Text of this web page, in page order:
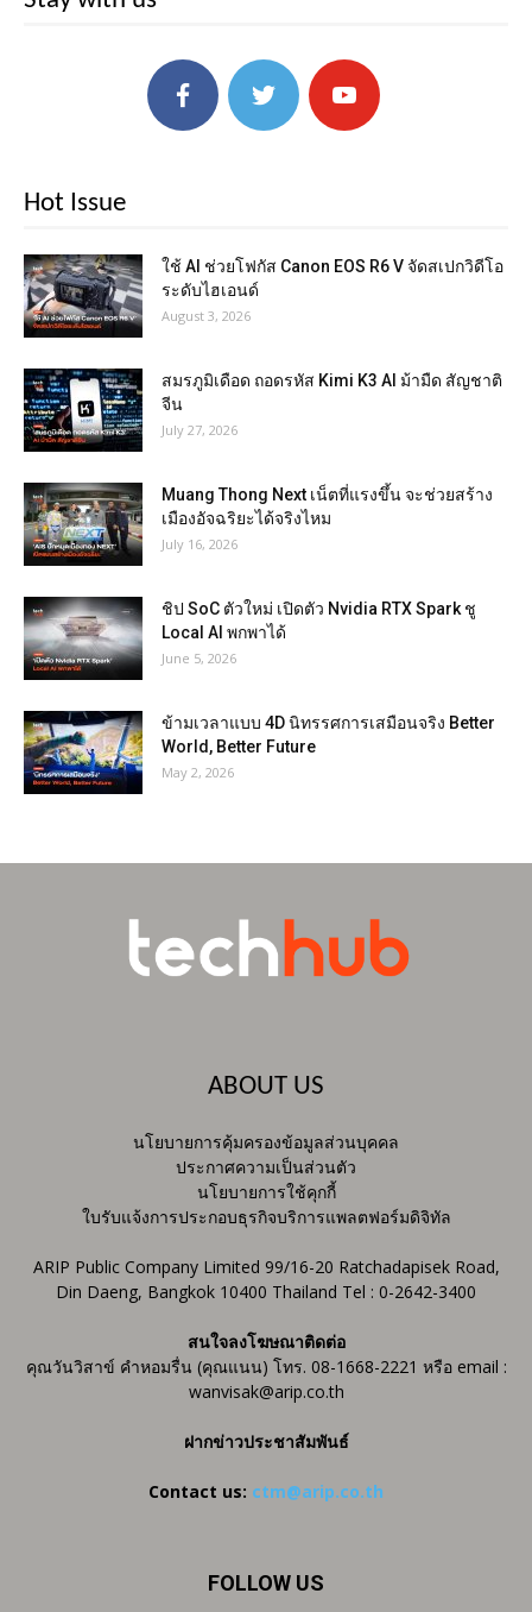
Hot Issue
ใช้ AI ช่วยโฟกัส Canon EOS R6 V จัดสเปกวิดีโอ
ระดับไฮเอนด์
August 3, 2026
สมรภูมิเดือด ถอดรหัส Kimi K3 AI ม้ามืด สัญชาติ
จีน
July 27, 2026
Muang Thong Next เน็ตที่แรงขึ้น จะช่วยสร้าง
เมืองอัจฉริยะได้จริงไหม
July 16, 2026
ชิป SoC ตัวใหม่ เปิดตัว Nvidia RTX Spark ชู
Local AI พกพาได้
June 5, 2026
ข้ามเวลาแบบ 4D นิทรรศการเสมือนจริง Better
World, Better Future
May 2, 2026
ABOUT US
นโยบายการคุ้มครองข้อมูลส่วนบุคคล
ประกาศความเป็นส่วนตัว
นโยบายการใช้คุกกี้
ใบรับแจ้งการประกอบธุรกิจบริการแพลตฟอร์มดิจิทัล
ARIP Public Company Limited 99/16-20 Ratchadapisek Road,
Din Daeng, Bangkok 10400 Thailand Tel : 0-2642-3400
สนใจลงโฆษณาติดต่อ
คุณวันวิสาข์ คำหอมรื่น (คุณแนน) โทร. 08-1668-2221 หรือ email :
wanvisak@arip.co.th
ฝากข่าวประชาสัมพันธ์
Contact us: ctm@arip.co.th
FOLLOW US